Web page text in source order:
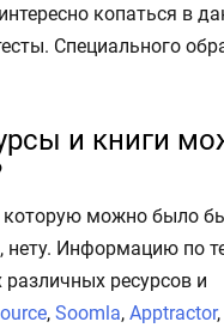
копаться в
Специального
и книги
которую можно было
нету. Информацию по
различных ресурсов и
, Soomla, Apptractor,